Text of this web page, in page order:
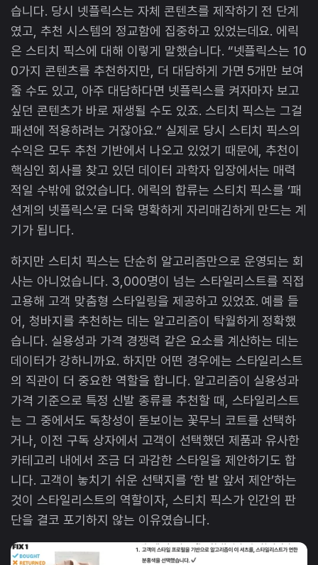
습니다. 당시 넷플릭스는 자체 콘텐츠를 제작하기 전 단계
였고, 추천 시스템의 정교함에 집중하고 있었는데요. 에릭
은 스티치 픽스에 대해 이렇게 말했습니다. “넷플릭스는 10
0가지 콘텐츠를 추천하지만, 더 대담하게 가면 5개만 보여
줄 수도 있고, 아주 대담하다면 넷플릭스를 켜자마자 보고
싶던 콘텐츠가 바로 재생될 수도 있죠. 스티치 픽스는 그걸
패션에 적용하려는 거잖아요.” 실제로 당시 스티치 픽스의
수익은 모두 추천 기반에서 나오고 있었기 때문에, 추천이
핵심인 회사를 찾고 있던 데이터 과학자 입장에서는 매력
적일 수밖에 없었습니다. 에릭의 합류는 스티치 픽스를 ‘패
션계의 넷플릭스’로 더욱 명확하게 자리매김하게 만드는 계
기가 됩니다.
하지만 스티치 픽스는 단순히 알고리즘만으로 운영되는 회
사는 아니었습니다. 3,000명이 넘는 스타일리스트를 직접
고용해 고객 맞춤형 스타일링을 제공하고 있었죠. 예를 들
어, 청바지를 추천하는 데는 알고리즘이 탁월하게 정확했
습니다. 실용성과 가격 경쟁력 같은 요소를 계산하는 데는
데이터가 강하니까요. 하지만 어떤 경우에는 스타일리스트
의 직관이 더 중요한 역할을 합니다. 알고리즘이 실용성과
가격 기준으로 특정 신발 종류를 추천할 때, 스타일리스트
는 그 중에서도 독창성이 돋보이는 꽃무늬 코트를 선택하
거나, 이전 구독 상자에서 고객이 선택했던 제품과 유사한
카테고리 내에서 조금 더 과감한 스타일을 제안하기도 합
니다. 고객이 놓치기 쉬운 선택지를 ‘한 발 앞서 제안’하는
것이 스타일리스트의 역할이자, 스티치 픽스가 인간의 판
단을 결코 포기하지 않는 이유였습니다.